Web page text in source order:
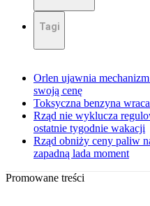
Tagi
Orlen ujawnia
swoją cenę
Toksyczna benzyna
Rząd nie wyklucza
ostatnie tygodnie wakacji
Rząd obniży ceny paliw
zapadną lada moment
Promowane treści